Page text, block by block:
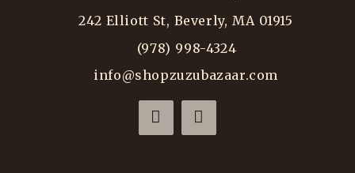
242 Elliott St, Beverly, MA 01915
(978) 998-4324
info@shopzuzubazaar.com